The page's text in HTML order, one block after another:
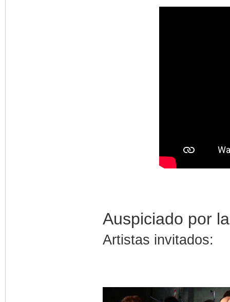
Auspiciado por
Artistas invitados: